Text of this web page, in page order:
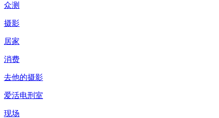
众测
摄影
居家
消费
去他的摄影
爱活电刑室
现场